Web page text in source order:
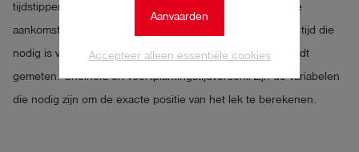
Aanvaarden
Accepteer alleen essentiële cookies
tijdstippen, de aankomst van het geluid bij sensor 1 en de
aankomst van het geluid bij sensor 2. Dit betekent dat de tijd die
nodig is voor het geluid om de microfoon te bereiken wordt
gemeten. Snelheid en voortplantingstijdverschil zijn de variabelen
die nodig zijn om de exacte positie van het lek te berekenen.